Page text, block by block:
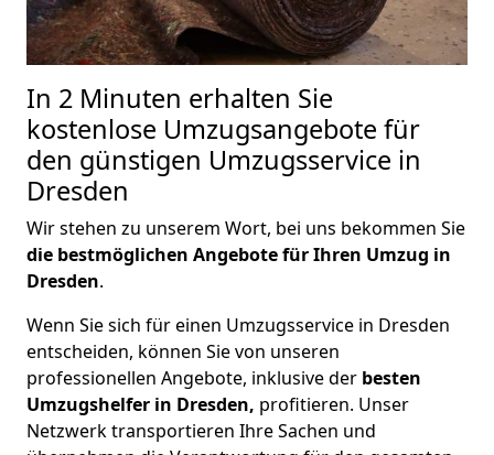
In 2 Minuten erhalten Sie
kostenlose Umzugsangebote für
den günstigen Umzugsservice in
Dresden
Wir stehen zu unserem Wort, bei uns bekommen Sie
die bestmöglichen Angebote für Ihren Umzug in
Dresden.
Wenn Sie sich für einen Umzugsservice in Dresden
entscheiden, können Sie von unseren
professionellen Angebote, inklusive der besten
Umzugshelfer in Dresden, profitieren. Unser
Netzwerk transportieren Ihre Sachen und